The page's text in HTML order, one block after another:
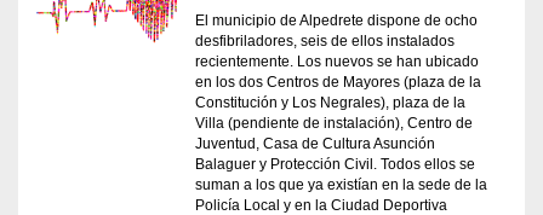
El municipio de Alpedrete dispone de ocho
desfibriladores, seis de ellos instalados
recientemente. Los nuevos se han ubicado
en los dos Centros de Mayores (plaza de la
Constitución y Los Negrales), plaza de la
Villa (pendiente de instalación), Centro de
Juventud, Casa de Cultura Asunción
Balaguer y Protección Civil. Todos ellos se
suman a los que ya existían en la sede de la
Policía Local y en la Ciudad Deportiva